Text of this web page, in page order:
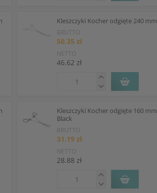
Kleszczyki Kocher odgięte 240 mm
BRUTTO
50.35 zł
NETTO
46.62 zł
Kleszczyki Kocher odgięte 160 mm
Black
BRUTTO
31.19 zł
NETTO
28.88 zł